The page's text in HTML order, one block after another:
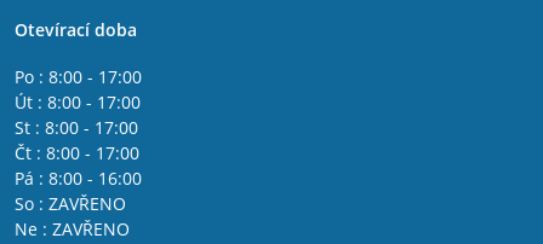
Otevírací doba
Po : 8:00 - 17:00
Út : 8:00 - 17:00
St : 8:00 - 17:00
Čt : 8:00 - 17:00
Pá : 8:00 - 16:00
So : ZAVŘENO
Ne : ZAVŘENO